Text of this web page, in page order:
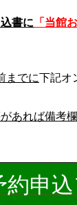
書に 「当館
までに下記オ
あれば備考
申